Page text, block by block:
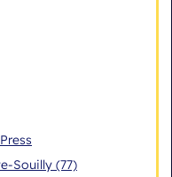
Souilly (77)